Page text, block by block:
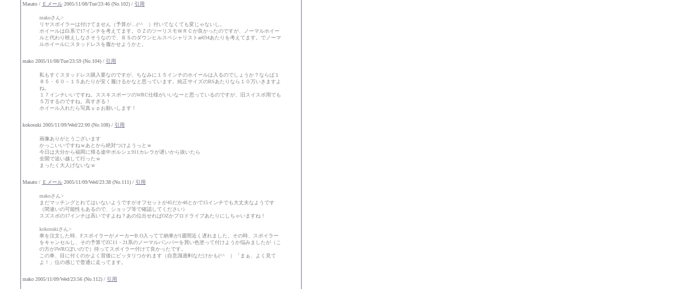
Masato / Ｅメール 2005/11/08/Tue/23:46 (No.102) / 引用
makoさん>
リヤスポイラーは付けてません（予算が…(^^ゞ）付いてなくても変じゃないし。
ホイールは白系で17インチを考えてます。ＯＺのツーリスモＷＲＣが良かったのですが、ノーマルホイー
ルと代わり映えしなさそうなので、ＢＳのダウンヒルスペシャリストae034あたりを考えてます。でノーマ
ルホイールにスタッドレスを履かせようかと。
mako 2005/11/08/Tue/23:59 (No.104) / 引用
私もすぐスタッドレス購入要なのですが、ちなみに１５インチのホイールは入るのでしょうか？ならば１
８５・６０－１５あたりが安く履けるかなと思っています。純正サイズのBSあたりなら１０万いきますよ
ね。
１７インチいいですね。ススキスポーツのWRC仕様がいいなーと思っているのですが、旧スイスポ用でも
５万するのですね。高すぎる！
ホイール入れたら写真ｕｐお願いします！
kokosuki 2005/11/09/Wed/22:00 (No.108) / 引用
画像ありがとうございます
かっこいいですねｗあとから絶対つけようっとｗ
今日は大分から福岡に帰る途中ポルシェ911カレラが遅いから抜いたら
全開で追い越して行ったｗ
まったく大人げないなｗ
Masato / Ｅメール 2005/11/09/Wed/23:38 (No.111) / 引用
makoさん>
まだマッチングとれてはいないようですがオフセットが45だか48とかで15インチでも大丈夫なようです
（間違いの可能性もあるので、ショップ等で確認してください）
スズスポの17インチは高いですよね？あの位出せればOZかプロドライブあたりにしちゃいますね！
kokosukiさん>
車を注文した時、FスポイラーがメーカーB.O入ってて納車が1週間近く遅れました。その時、スポイラー
をキャンセルし、その予算でZC11・21系のノーマルバンパーを買い色塗って付けようか悩みましたが（こ
の方がJWRCぽいので）待ってスポイラー付けて良かったです。
この車、目に付くのかよく背後にピッタリつかれます（自意識過剰なだけかも(^^ゞ）「まぁ、よく見て
よ！」位の感じで普通に走ってます。
mako 2005/11/09/Wed/23:56 (No.112) / 引用